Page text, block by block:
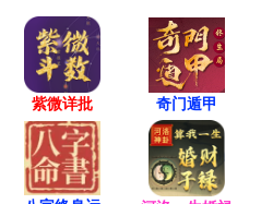
紫微详批 奇门遁甲